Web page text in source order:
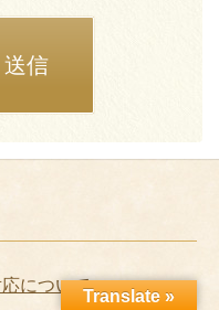
送信
応について
Translate »